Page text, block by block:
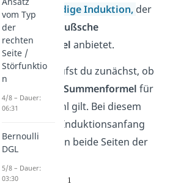
übervollständige Induktion, der
sich für die
Gaußsche
Summenformel anbietet.
Dabei überprüfst du zunächst, ob
Gaußsche Summenformel für
eine kleine Zahl gilt. Bei diesem
sogenannten Induktionsanfang
setzt du n = 1 in beide Seiten der
vom Typ
der
rechten
Seite /
Störfunktio
n
4/8 – Dauer:
06:31
Bernoulli
DGL
5/8 – Dauer:
03:30